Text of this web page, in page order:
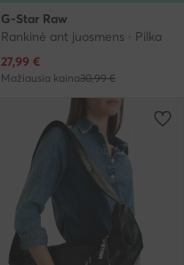
G-Star Raw
Rankinė ant juosmens · Pilka
Dabartinė kaina
27,99 €
Mažiausia kaina30,99 €